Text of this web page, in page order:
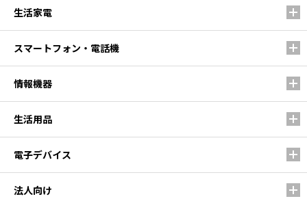
生活家電
スマートフォン・電話機
情報機器
生活用品
電子デバイス
法人向け